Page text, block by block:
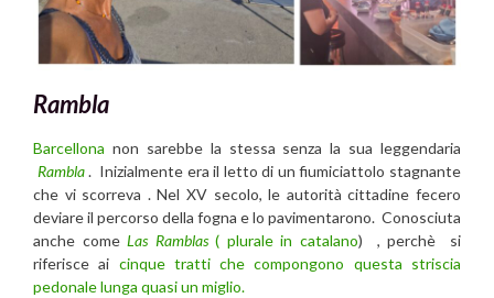
Rambla
Barcellona non sarebbe la stessa senza la sua leggendaria
Rambla. Inizialmente era il letto di un fiumiciattolo stagnante
che vi scorreva . Nel XV secolo, le autorità cittadine fecero
deviare il percorso della fogna e lo pavimentarono. Conosciuta
anche come Las Ramblas ( plurale in catalano) , perchè si
riferisce ai cinque tratti che compongono questa striscia
pedonale lunga quasi un miglio.